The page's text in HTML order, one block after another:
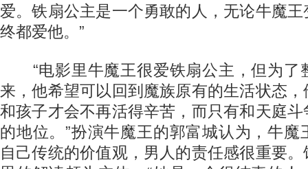
爱。铁扇公主是一个勇敢的人，无论牛魔
终都爱他。”
“电影里牛魔王很爱铁扇公主，但为了
来，他希望可以回到魔族原有的生活状态
和孩子才会不再活得辛苦，而只有和天庭
的地位。”扮演牛魔王的郭富城认为，牛魔
自己传统的价值观，男人的责任感很重要